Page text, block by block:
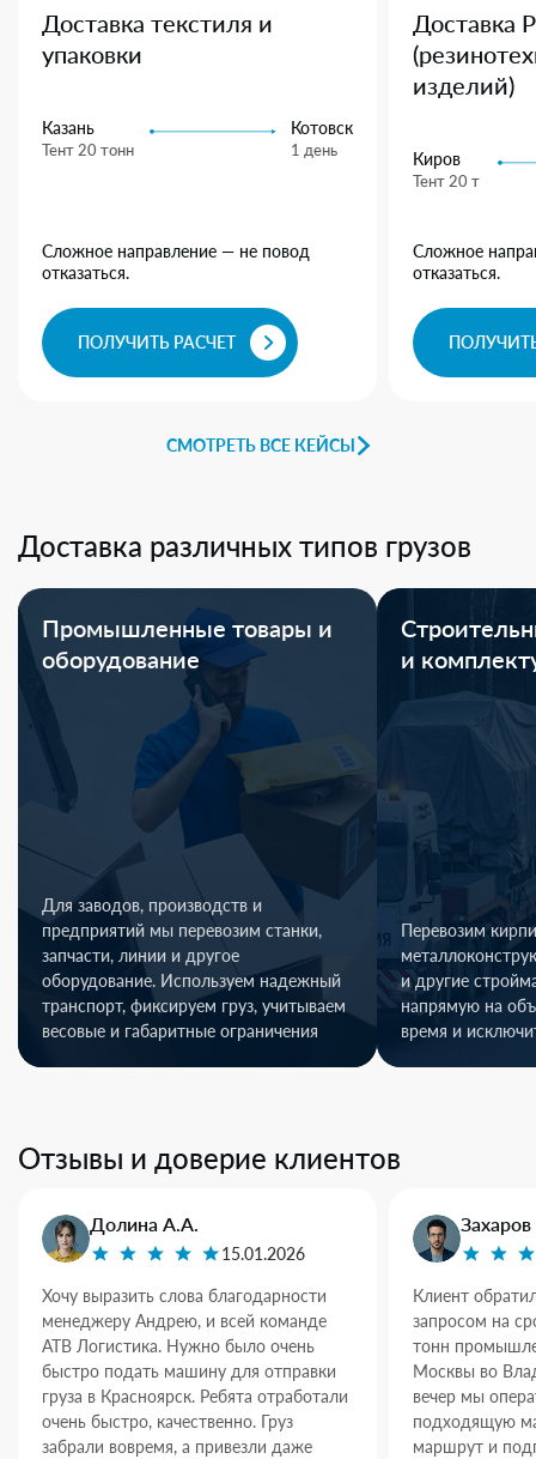
СМОТРЕТЬ ВСЕ КЕЙСЫ
Доставка текстиля и
упаковки
Казань
Тент 20 тонн
Котовск
1 день
Сложное направление — не повод
отказаться.
ПОЛУЧИТЬ РАСЧЕТ
Доставка
изделий)
Киров
Тент 20 т
Сложное
отказаться.
Доставка различных типов грузов
Промышленные товары и
оборудование
Для заводов, производств и
предприятий мы перевозим станки,
запчасти, линии и другое
оборудование. Используем надежный
транспорт, фиксируем груз, учитываем
весовые и габаритные ограничения
и
Перевозим
и другие
напрямую на
время и
Отзывы и доверие клиентов
Долина А.А.
15.01.2026
Хочу выразить слова благодарности
менеджеру Андрею, и всей команде
АТВ Логистика. Нужно было очень
быстро подать машину для отправки
груза в Красноярск. Ребята отработали
очень быстро, качественно. Груз
забрали вовремя, а привезли даже
Клиент
запросом на
тонн
Москвы во
вечер мы
подходящую
маршрут и